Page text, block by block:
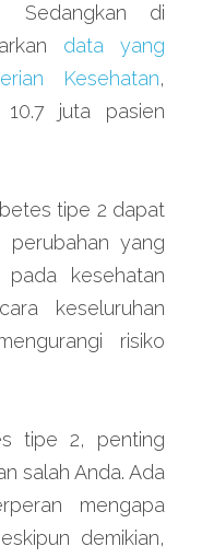
Sedangkan di
data yang
Kesehatan,
10.7 juta pasien
tipe 2 dapat
perubahan yang
kesehatan
keseluruhan
risiko
tipe 2, penting
salah Anda. Ada
mengapa
demikian,